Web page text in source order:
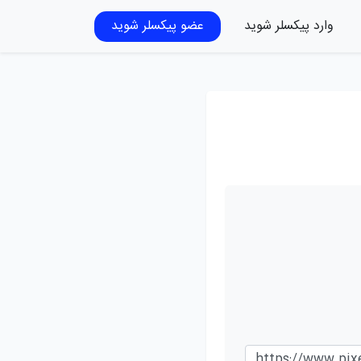
وارد پیکسلر شوید عضو پیکسلر شوید